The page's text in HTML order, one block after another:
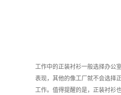
工作中的正装衬衫一般选择办公
表现，其他的像工厂就不会选择
工作。值得提醒的是，正装衬衫